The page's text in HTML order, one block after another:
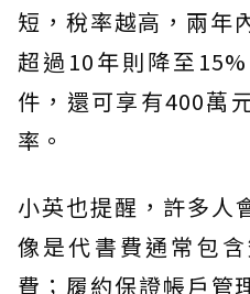
短，稅率越高，兩年
超過10年則降至
件，還可享有400萬
率。
小英也提醒，許多人
像是代書費通常包
費；履約保證帳戶管